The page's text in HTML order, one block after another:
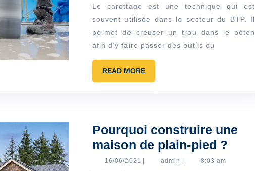
entreprise
spécialisée
dans
les
Le carottage est une technique qui est
souvent utilisée dans le secteur du BTP. Il
permet de creuser un trou dans le béton
afin d’y faire passer des outils ou
READ MOREREAD
MORE
Pourquoi construire une
maison de plain-pied ?
16/06/2021 16/06/2021
admin admin 8:03 am